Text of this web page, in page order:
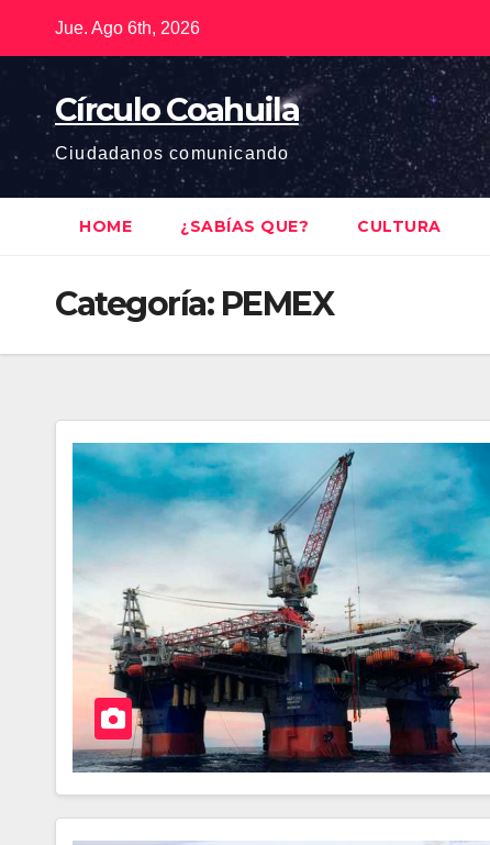
Jue. Ago 6th, 2026
Círculo Coahuila
Ciudadanos comunicando
HOME ¿SABÍAS QUE? CULTURA
Categoría: PEMEX